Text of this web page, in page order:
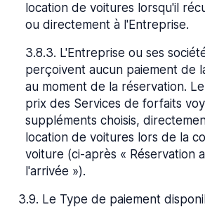
location de voitures lorsqu'il
ou directement à l'Entreprise.
3.8.3. L'Entreprise ou ses
perçoivent aucun paiement de
au moment de la réservation.
prix des Services de forfaits
suppléments choisis,
location de voitures lors de la
voiture (ci-après « Réservation
l'arrivée »).
3.9. Le Type de paiement